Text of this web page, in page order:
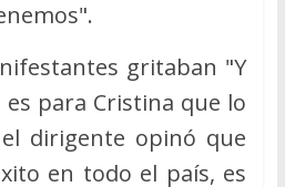
gritaban "Y
es para Cristina que lo
dirigente opinó que
en todo el país, es